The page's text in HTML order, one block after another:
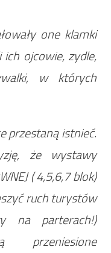
one klamki
ojcowie, zydle,
w których
przestaną istnieć.
że wystawy
( 4,5,6,7 blok)
ruch turystów
na parterach!)